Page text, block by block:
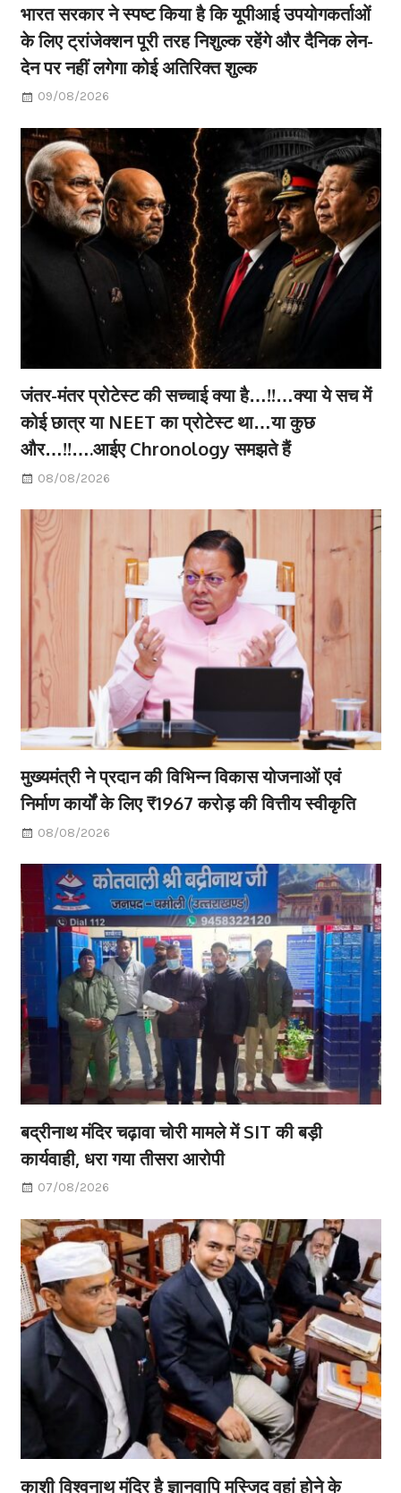
भारत सरकार ने स्पष्ट किया है कि यूपीआई उपयोगकर्ताओं
के लिए ट्रांजेक्शन पूरी तरह निशुल्क रहेंगे और दैनिक लेन-
देन पर नहीं लगेगा कोई अतिरिक्त शुल्क
09/08/2026
जंतर-मंतर प्रोटेस्ट की सच्चाई क्या है…!!…क्या ये सच में
कोई छात्र या NEET का प्रोटेस्ट था…या कुछ
और…!!….आईए Chronology समझते हैं
08/08/2026
मुख्यमंत्री ने प्रदान की विभिन्न विकास योजनाओं एवं
निर्माण कार्यों के लिए ₹1967 करोड़ की वित्तीय स्वीकृति
08/08/2026
बद्रीनाथ मंदिर चढ़ावा चोरी मामले में SIT की बड़ी
कार्यवाही, धरा गया तीसरा आरोपी
07/08/2026
काशी विश्वनाथ मंदिर है ज्ञानवापि मस्जिद वहां होने के